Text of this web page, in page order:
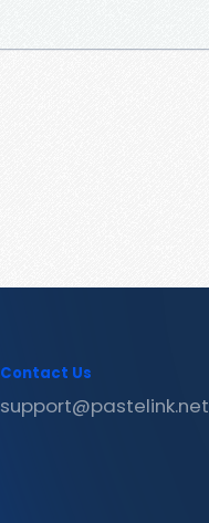
Contact Us
support@pastelink.net